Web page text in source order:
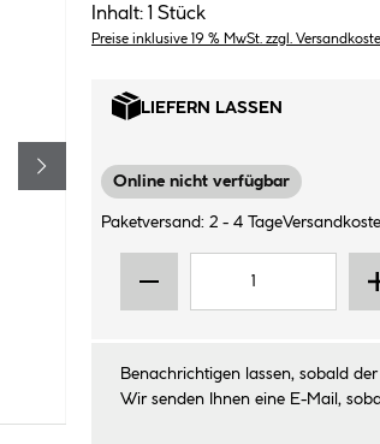
Inhalt: 1 Stück
Preise inklusive 19 % MwSt. zzgl.
LIEFERN LASSEN
Online nicht verfügbar
Paketversand: 2 - 4 Tage
Benachrichtigen lassen, sobald
Wir senden Ihnen eine E-Mail,